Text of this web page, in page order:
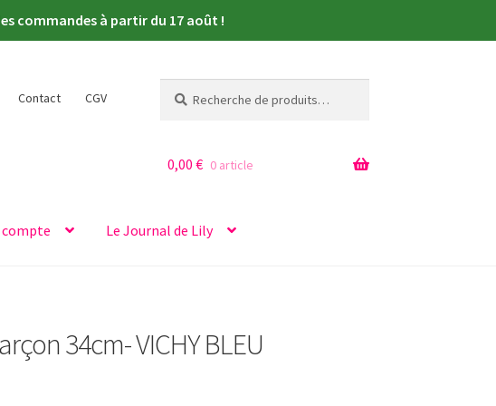
commandes à partir du 17 août !
Contact CGV
pour :
compte Le Journal de Lily
0,00 € 0 article
34cm- VICHY BLEU